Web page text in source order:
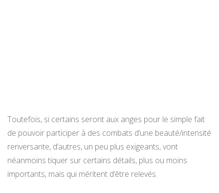
Toutefois, si certains seront aux anges pour le simple fait
de pouvoir participer à des combats d’une beauté/intensité
renversante, d’autres, un peu plus exigeants, vont
néanmoins tiquer sur certains détails, plus ou moins
importants, mais qui méritent d’être relevés.